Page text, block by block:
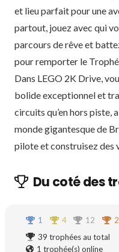
et lieu parfait pour une
partout, jouez avec qui
parcours de rêve et
pour remporter le
Dans LEGO 2K Drive,
bolide exceptionnel et
circuits qu’en hors piste,
monde gigantesque de
pilote et construisez des
Du coté des
1 4 12
39 trophées au total
1 trophée(s) online